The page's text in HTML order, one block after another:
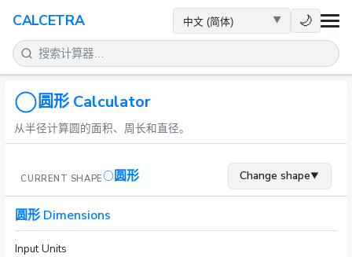
CALCETRA 🌙
数学
转换
科学
日常
其他工具
圆形 Calculator
从半径计算圆的面积、周长和直径。
CURRENT SHAPE 圆形 Change shape▼
圆形 Dimensions
Input Units